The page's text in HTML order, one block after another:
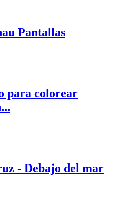
Pantallas
para colorear
- Debajo del mar